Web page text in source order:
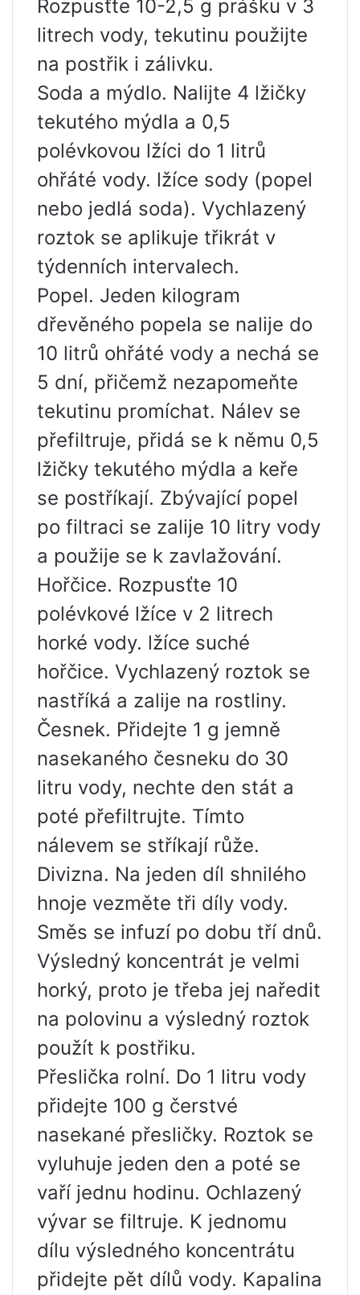
Rozpusťte 10-2,5 g prášku v 3
litrech vody, tekutinu použijte
na postřik i zálivku.
Soda a mýdlo. Nalijte 4 lžičky
tekutého mýdla a 0,5
polévkovou lžíci do 1 litrů
ohřáté vody. lžíce sody (popel
nebo jedlá soda). Vychlazený
roztok se aplikuje třikrát v
týdenních intervalech.
Popel. Jeden kilogram
dřevěného popela se nalije do
10 litrů ohřáté vody a nechá se
5 dní, přičemž nezapomeňte
tekutinu promíchat. Nálev se
přefiltruje, přidá se k němu 0,5
lžičky tekutého mýdla a keře
se postříkají. Zbývající popel
po filtraci se zalije 10 litry vody
a použije se k zavlažování.
Hořčice. Rozpusťte 10
polévkové lžíce v 2 litrech
horké vody. lžíce suché
hořčice. Vychlazený roztok se
nastříká a zalije na rostliny.
Česnek. Přidejte 1 g jemně
nasekaného česneku do 30
litru vody, nechte den stát a
poté přefiltrujte. Tímto
nálevem se stříkají růže.
Divizna. Na jeden díl shnilého
hnoje vezměte tři díly vody.
Směs se infuzí po dobu tří dnů.
Výsledný koncentrát je velmi
horký, proto je třeba jej naředit
na polovinu a výsledný roztok
použít k postřiku.
Přeslička rolní. Do 1 litru vody
přidejte 100 g čerstvé
nasekané přesličky. Roztok se
vyluhuje jeden den a poté se
vaří jednu hodinu. Ochlazený
vývar se filtruje. K jednomu
dílu výsledného koncentrátu
přidejte pět dílů vody. Kapalina